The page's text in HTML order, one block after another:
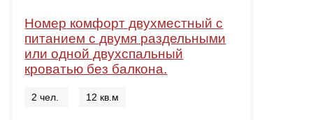
Номер комфорт двухместный с
питанием с двумя раздельными
или одной двухспальный
кроватью без балкона.
2 чел. 12 кв.м